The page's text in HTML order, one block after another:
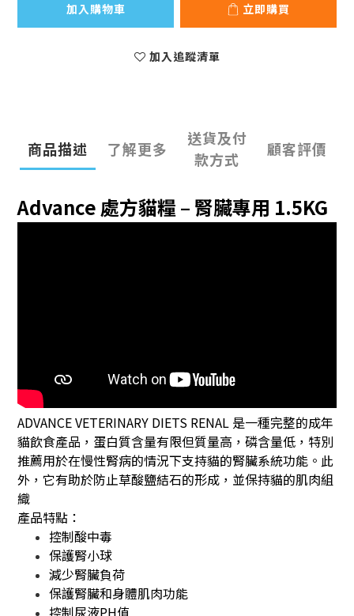
加入購物車 立即購買
加入追蹤清單
商品描述 了解更多
送貨及付
款方式
顧客評價
Advance 處方貓糧 – 腎臟專用 1.5KG
ADVANCE VETERINARY DIETS RENAL 是一種完整的成年
貓飲食產品，蛋白質含量有限但質量高，磷含量低，特別
推薦用於在慢性腎病的情況下支持貓的腎臟系統功能。此
外，它有助於防止草酸鹽結石的形成，並保持貓的肌肉組
織
產品特點：
控制酸中毒
保護腎小球
減少腎臟負荷
保護腎臟和身體肌肉功能